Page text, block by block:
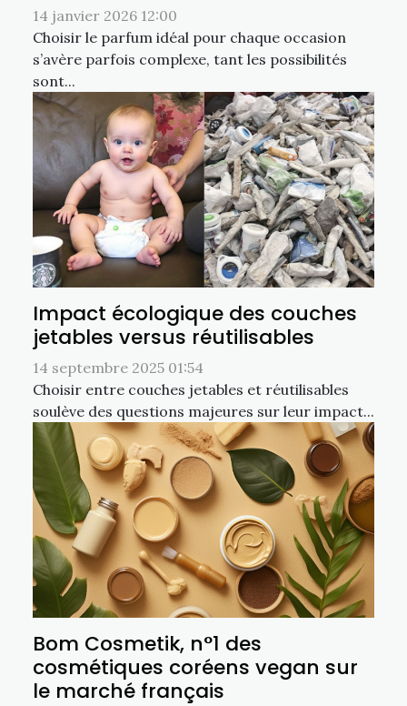
14 janvier 2026 12:00
Choisir le parfum idéal pour chaque occasion
s’avère parfois complexe, tant les possibilités
sont...
Impact écologique des couches
jetables versus réutilisables
14 septembre 2025 01:54
Choisir entre couches jetables et réutilisables
soulève des questions majeures sur leur impact...
Bom Cosmetik, n°1 des
cosmétiques coréens vegan sur
le marché français